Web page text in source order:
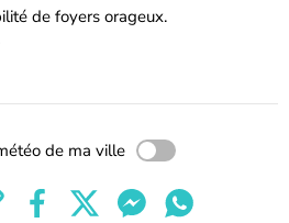
de foyers orageux.
de ma ville